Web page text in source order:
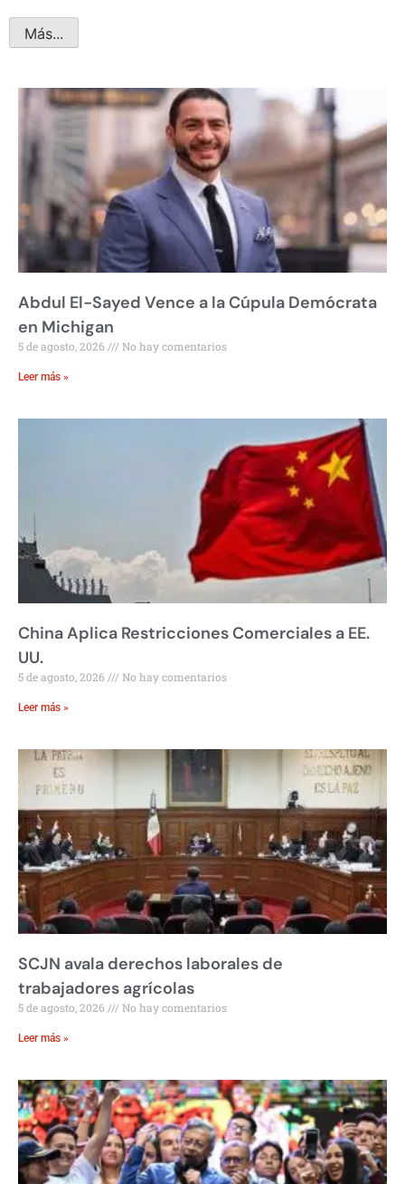
Más...
Abdul El-Sayed Vence a la Cúpula Demócrata
en Michigan
5 de agosto, 2026 No hay comentarios
Leer más »
China Aplica Restricciones Comerciales a EE.
UU.
5 de agosto, 2026 No hay comentarios
Leer más »
SCJN avala derechos laborales de
trabajadores agrícolas
5 de agosto, 2026 No hay comentarios
Leer más »